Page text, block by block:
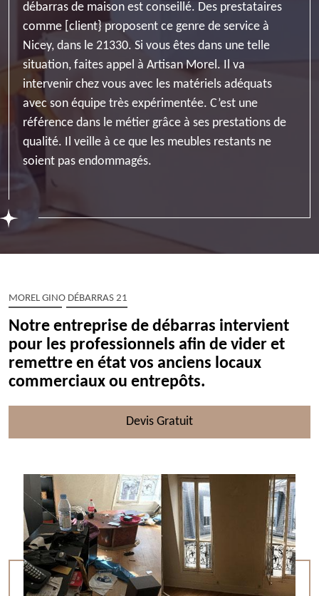
débarras de maison est conseillé. Des prestataires
comme [client} proposent ce genre de service à
Nicey, dans le 21330. Si vous êtes dans une telle
situation, faites appel à Artisan Morel. Il va
intervenir chez vous avec les matériels adéquats
avec son équipe très expérimentée. C’est une
référence dans le métier grâce à ses prestations de
qualité. Il veille à ce que les meubles restants ne
soient pas endommagés.
MOREL GINO DÉBARRAS 21
Notre entreprise de débarras intervient
pour les professionnels afin de vider et
remettre en état vos anciens locaux
commerciaux ou entrepôts.
Devis Gratuit